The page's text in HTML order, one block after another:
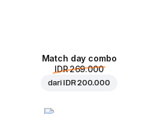
Match day combo
IDR 269.000
dari IDR 200.000